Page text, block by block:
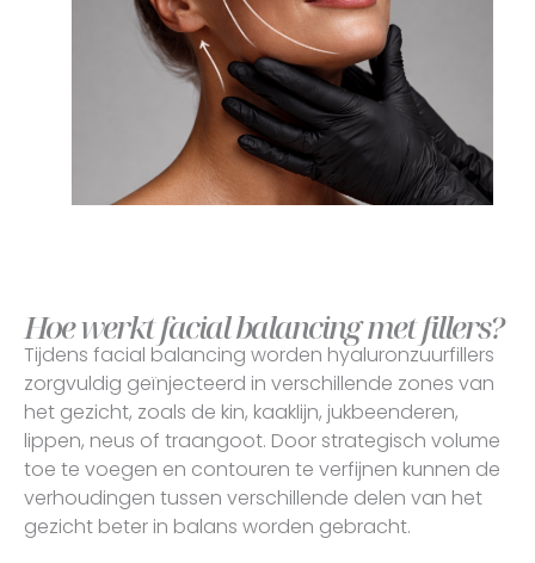
Hoe werkt facial balancing met fillers?
Tijdens facial balancing worden hyaluronzuurfillers
zorgvuldig geïnjecteerd in verschillende zones van
het gezicht, zoals de kin, kaaklijn, jukbeenderen,
lippen, neus of traangoot. Door strategisch volume
toe te voegen en contouren te verfijnen kunnen de
verhoudingen tussen verschillende delen van het
gezicht beter in balans worden gebracht.